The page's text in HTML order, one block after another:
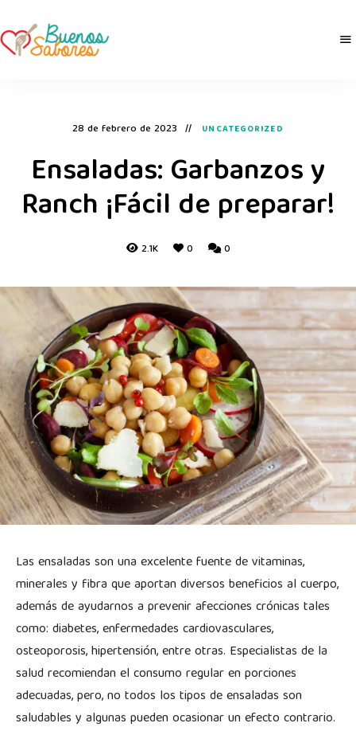
28 de febrero de 2023 UNCATEGORIZED
Ensaladas: Garbanzos y
Ranch ¡Fácil de preparar!
2.1K 0 0
Las ensaladas son una excelente fuente de vitaminas,
minerales y fibra que aportan diversos beneficios al cuerpo,
además de ayudarnos a prevenir afecciones crónicas tales
como: diabetes, enfermedades cardiovasculares,
osteoporosis, hipertensión, entre otras. Especialistas de la
salud recomiendan el consumo regular en porciones
adecuadas, pero, no todos los tipos de ensaladas son
saludables y algunas pueden ocasionar un efecto contrario.